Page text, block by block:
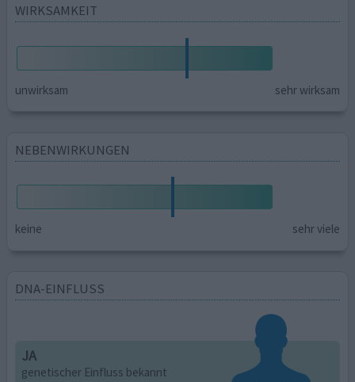
WIRKSAMKEIT
unwirksam sehr wirksam
NEBENWIRKUNGEN
keine sehr viele
DNA-EINFLUSS
JA
genetischer Einfluss bekannt